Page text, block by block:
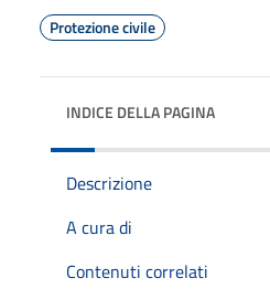
Protezione civile
INDICE DELLA PAGINA
Descrizione
A cura di
Contenuti correlati